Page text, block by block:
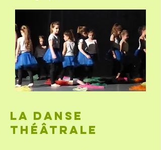
La danse
théâtrale